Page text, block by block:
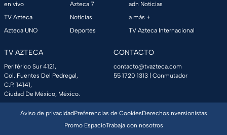
en vivo
TV Azteca
Azteca UNO
Azteca 7
Noticias
Deportes
adn Noticias
a más +
TV Azteca Internacional
TV AZTECA
Periférico Sur 4121,
Col. Fuentes Del Pedregal,
C.P. 14141,
Ciudad De México, México.
CONTACTO
contacto@tvazteca.com
55 1720 1313 | Conmutador
Aviso de privacidadPreferencias de CookiesDerechosInversionistas
Promo EspacioTrabaja con nosotros